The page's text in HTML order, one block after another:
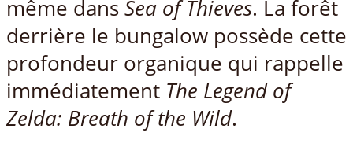
même dans Sea of Thieves. La forêt
derrière le bungalow possède cette
profondeur organique qui rappelle
immédiatement The Legend of
Zelda: Breath of the Wild.